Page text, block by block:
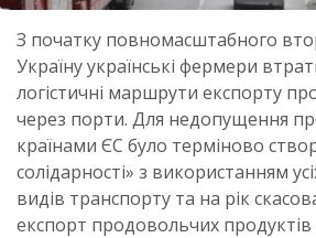
З початку повномасштабного
Україну українські фермери
логістичні маршрути експорту
через порти. Для недопущення
країнами ЄС було терміново
солідарності» з використанням
видів транспорту та на рік
експорт продовольчих